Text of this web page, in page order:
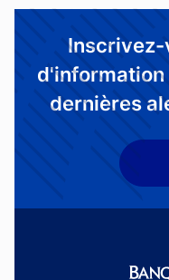
Inscrivez-
d'information
dernières